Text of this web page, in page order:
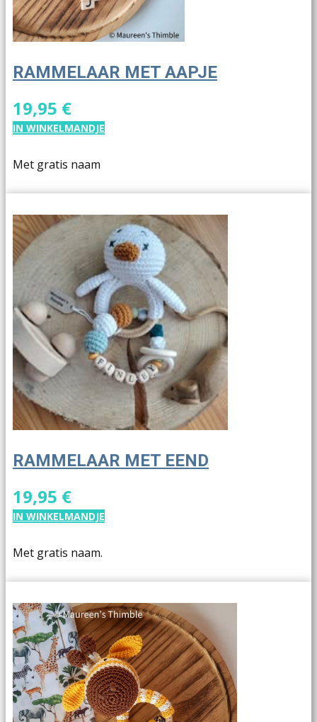
RAMMELAAR MET AAPJE
19,95 €
IN WINKELMANDJE
Met gratis naam
RAMMELAAR MET EEND
19,95 €
IN WINKELMANDJE
Met gratis naam.